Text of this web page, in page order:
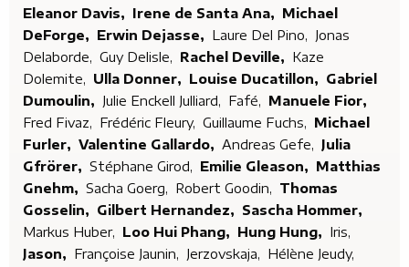
Eleanor Davis, Irene de Santa Ana, Michael
DeForge,
Erwin Dejasse, Laure Del Pino, Jonas
Delaborde, Guy Delisle, Rachel Deville, Kaze
Dolemite,
Ulla Donner, Louise Ducatillon, Gabriel
Dumoulin, Julie Enckell Julliard, Fafé, Manuele Fior,
Fred Fivaz, Frédéric Fleury, Guillaume Fuchs, Michael
Furler, Valentine Gallardo, Andreas Gefe, Julia
Gfrörer, Stéphane Girod, Emilie Gleason, Matthias
Gnehm, Sacha Goerg, Robert Goodin, Thomas
Gosselin, Gilbert Hernandez, Sascha Hommer,
Markus Huber, Loo Hui Phang, Hung Hung, Iris,
Jason, Françoise Jaunin, Jerzovskaja, Hélène Jeudy,